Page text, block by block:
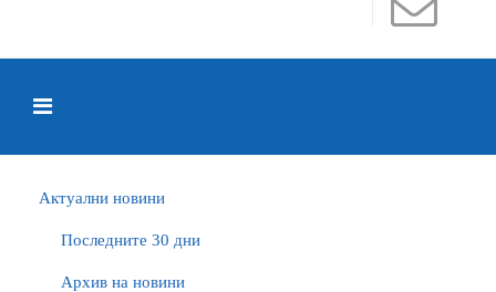
Актуални новини
Последните 30 дни
Архив на новини